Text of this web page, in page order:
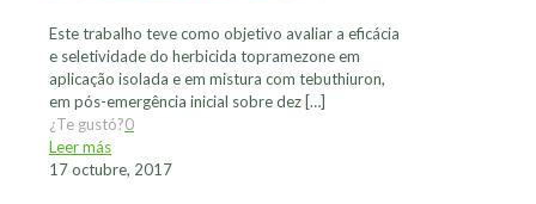
Este trabalho teve como objetivo avaliar a eficácia
e seletividade do herbicida topramezone em
aplicação isolada e em mistura com tebuthiuron,
em pós-emergência inicial sobre dez […]
¿Te gustó?0
Leer más
17 octubre, 2017